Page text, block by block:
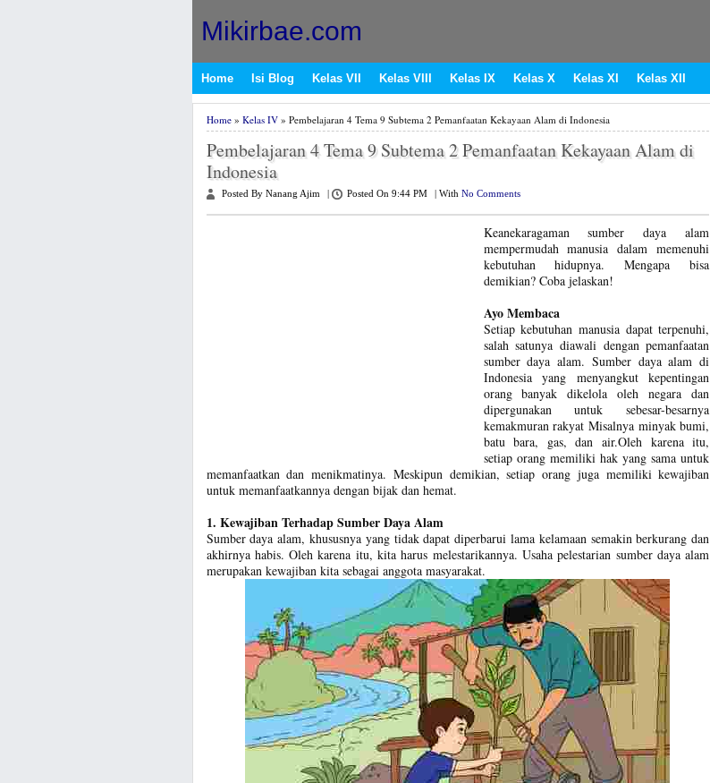
Mikirbae.com
Home Isi Blog Kelas VII Kelas VIII Kelas IX Kelas X Kelas XI Kelas XII
Home» Kelas IV» Pembelajaran 4 Tema 9 Subtema 2 Pemanfaatan Kekayaan Alam di Indonesia
Pembelajaran 4 Tema 9 Subtema 2 Pemanfaatan Kekayaan Alam di
Indonesia
Posted By Nanang Ajim Posted On 9:44 PM With No Comments
Keanekaragaman sumber daya alam
mempermudah manusia dalam memenuhi
kebutuhan hidupnya. Mengapa bisa
demikian? Coba jelaskan!
Ayo Membaca
Setiap kebutuhan manusia dapat terpenuhi,
salah satunya diawali dengan pemanfaatan
sumber daya alam. Sumber daya alam di
Indonesia yang menyangkut kepentingan
orang banyak dikelola oleh negara dan
dipergunakan untuk sebesar-besarnya
kemakmuran rakyat Misalnya minyak bumi,
batu bara, gas, dan air.Oleh karena itu,
setiap orang memiliki hak yang sama untuk
memanfaatkan dan menikmatinya. Meskipun demikian, setiap orang juga memiliki kewajiban
untuk memanfaatkannya dengan bijak dan hemat.
1. Kewajiban Terhadap Sumber Daya Alam
Sumber daya alam, khususnya yang tidak dapat diperbarui lama kelamaan semakin berkurang dan
akhirnya habis. Oleh karena itu, kita harus melestarikannya. Usaha pelestarian sumber daya alam
merupakan kewajiban kita sebagai anggota masyarakat.